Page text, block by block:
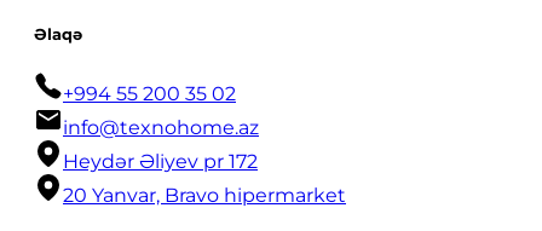
Əlaqə
+994 55 200 35 02
info@texnohome.az
Heydər Əliyev pr 172
20 Yanvar, Bravo hipermarket